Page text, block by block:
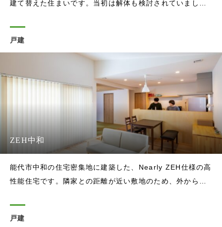
建て替えた住まいです。当初は解体も検討されていました
た。敷地の西側は大きく開けており、田んぼや浅内沼、夕
日の景色を望むことができます。西
戸建
ZEH中和
能代市中和の住宅密集地に建築した、Nearly ZEH仕様の高
性能住宅です。隣家との距離が近い敷地のため、外からの
でまとめ、すっきりとした印象に。道路側や隣家側の開口
戸建